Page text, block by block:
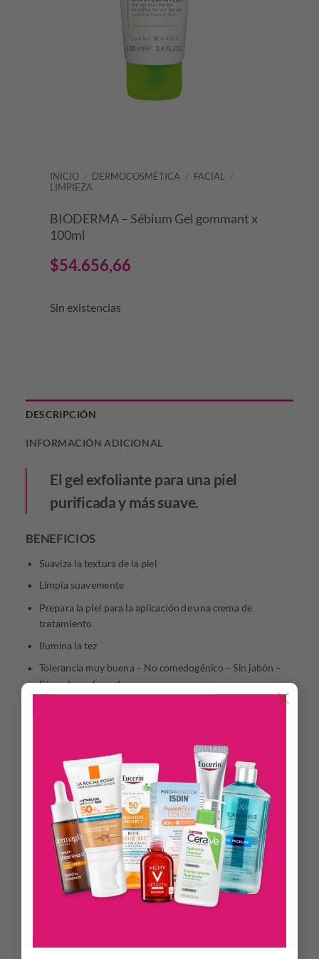
×
INICIO / DERMOCOSMÉTICA / FACIAL /
LIMPIEZA
BIODERMA – Sébium Gel gommant x
100ml
$54.656,66
Sin existencias
DESCRIPCIÓN
INFORMACIÓN ADICIONAL
El gel exfoliante para una piel
purificada y más suave.
BENEFICIOS
Suaviza la textura de la piel
Limpia suavemente
Prepara la piel para la aplicación de una crema de
tratamiento
Ilumina la tez
Tolerancia muy buena – No comedogénico – Sin jabón –
Fórmula perfumada
DESCRIPCIÓN
perfecciona la textura de la piel, cierra los poros e ilumina la
tez, a la vez que previene la formación de imperfecciones
gracias al complejo patentadoFluidactiv™
, que regula la
calidad biológica del sebo.
Las microperlas, reforzadas por ingredientes activos
queratolíticos (ácido glicólico y salicílico), actúan de forma
mecánica sobre los granos y puntos negros. Aceleran la
eliminación de impurezas y promueven la renovación celular.
El gel exfoliante Sébium, formulado con agentes limpiadores